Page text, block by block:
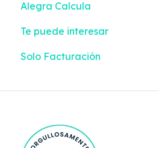
Alegra Calcula
Te puede interesar
Facturación Electrónica
Solo Facturación